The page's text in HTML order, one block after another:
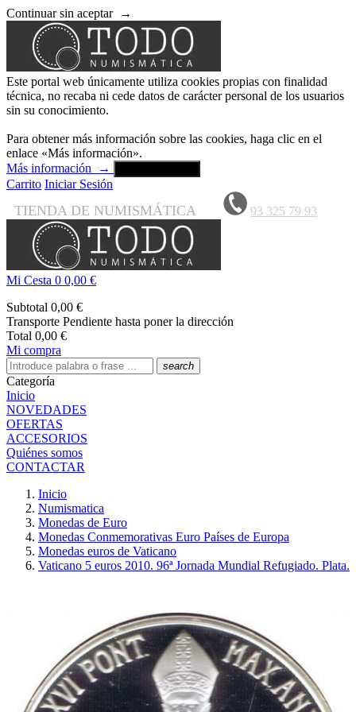
Continuar sin aceptar →
Este portal web únicamente utiliza cookies propias con finalidad
técnica, no recaba ni cede datos de carácter personal de los usuarios
sin su conocimiento.
Para obtener más información sobre las cookies, haga clic en el
enlace «Más información».
Más información
→
Carrito Iniciar Sesión
TIENDA DE NUMISMÁTICA 93 325 79 93
Mi Cesta 0 0,00 €
Subtotal 0,00 €
Transporte Pendiente hasta poner la dirección
Total 0,00 €
Mi compra
search
Categoría
Inicio
NOVEDADES
OFERTAS
ACCESORIOS
Quiénes somos
CONTACTAR
Inicio
Numismatica
Monedas de Euro
Monedas Conmemorativas Euro Países de Europa
Monedas euros de Vaticano
Vaticano 5 euros 2010. 96ª Jornada Mundial Refugiado. Plata.